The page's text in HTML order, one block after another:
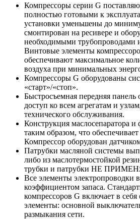
Компрессоры серии G
полностью готовыми к
установки уменьшены до
смонтирован на ресивере и
необходимыми трубопроводами
Винтовые элементы
обеспечивают максимальное
воздуха при минимальных
Компрессоры G оборудованы
«старт»/«стоп».
Быстросъемная передняя панель
доступ ко всем агрегатам и
технического обслуживания.
Конструкция маслосепаратора и
таким образом, что
Компрессор оборудован
Патрубки масляной системы
либо из маслотермостойкой
трубки и патрубки НЕ
Все элементы
коэффициентом запаса.
компрессоров G включает в
элементы: основной
размыкания сети.